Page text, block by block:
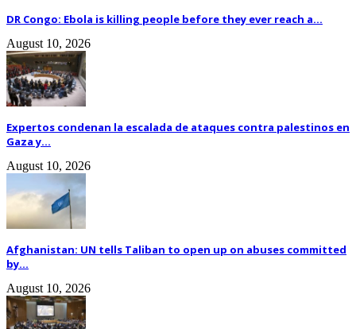
DR Congo: Ebola is killing people before they ever reach a...
August 10, 2026
Expertos condenan la escalada de ataques contra palestinos en
Gaza y...
August 10, 2026
Afghanistan: UN tells Taliban to open up on abuses committed
by...
August 10, 2026